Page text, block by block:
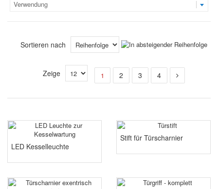
Verwendung
Sortieren nach
Zeige 1 2 3 4
LED Kesselleuchte
Stift für Türscharnier